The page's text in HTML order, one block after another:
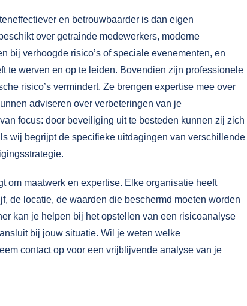
en betrouwbaarder is dan eigen
over getrainde medewerkers, moderne
bij verhoogde risico’s of speciale evenementen, en
te werven en op te leiden. Bovendien zijn professionele
risico’s vermindert. Ze brengen expertise mee over
adviseren over verbeteringen van je
focus: door beveiliging uit te besteden kunnen zij zich
wij begrijpt de specifieke uitdagingen van verschillende
om maatwerk en expertise. Elke organisatie heeft
de locatie, de waarden die beschermd moeten worden
kan je helpen bij het opstellen van een risicoanalyse
bij jouw situatie. Wil je weten welke
contactop voor een vrijblijvende analyse van je